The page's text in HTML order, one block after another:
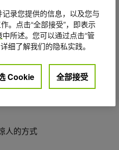
0点赞
人的方式
录您提供的信息，以及您与
。点击“全部接受”，即表示
中所述。您可以通过点击“管
细了解我们的隐私实践。
Cookie 全部接受